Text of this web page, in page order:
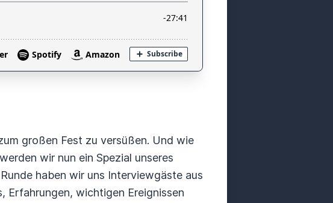
großen Fest zu versüßen. Und wie
wir nun ein Spezial unseres
haben wir uns Interviewgäste aus
Erfahrungen, wichtigen Ereignissen